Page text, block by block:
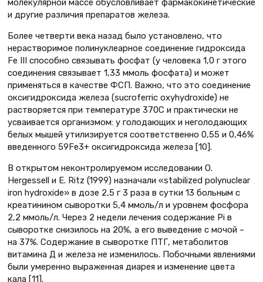
молекулярной массе обусловливает фармакокинетические
и другие различия препаратов железа.
Более четверти века назад было установлено, что
нерастворимое полинуклеарное соединение гидроксида
Fe III способно связывать фосфат (у человека 1,0 г этого
соединения связывает 1,33 ммоль фосфата) и может
применяться в качестве ФСП. Важно, что это соединение
оксигидроксида железа (sucroferric oxyhydroxide) не
растворяется при температуре 370С и практически не
усваивается организмом: у голодающих и неголодающих
белых мышей утилизируется соответственно 0,55 и 0,46%
введенного 59Fe3+ оксигидроксида железа [10].
В открытом неконтролируемом исследовании O.
Hergessell и E. Ritz (1999) назначали «stabilized polynuclear
iron hydroxide» в дозе 2,5 г 3 раза в сутки 13 больным с
креатинином сыворотки 5,4 ммоль/л и уровнем фосфора
2,2 ммоль/л. Через 2 недели лечения содержание Pi в
сыворотке снизилось на 20%, а его выведение с мочой –
на 37%. Содержание в сыворотке ПТГ, метаболитов
витамина Д и железа не изменилось. Побочными явлениями
были умеренно выраженная диарея и изменение цвета
кала [11].